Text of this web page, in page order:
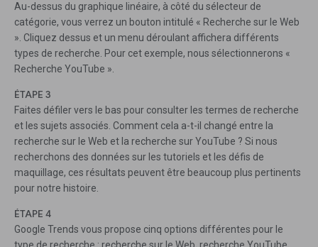
Au-dessus du graphique linéaire, à côté du sélecteur de
catégorie, vous verrez un bouton intitulé « Recherche sur le Web
». Cliquez dessus et un menu déroulant affichera différents
types de recherche. Pour cet exemple, nous sélectionnerons «
Recherche YouTube ».
ÉTAPE 3
Faites défiler vers le bas pour consulter les termes de recherche
et les sujets associés. Comment cela a-t-il changé entre la
recherche sur le Web et la recherche sur YouTube ? Si nous
recherchons des données sur les tutoriels et les défis de
maquillage, ces résultats peuvent être beaucoup plus pertinents
pour notre histoire.
ÉTAPE 4
Google Trends vous propose cinq options différentes pour le